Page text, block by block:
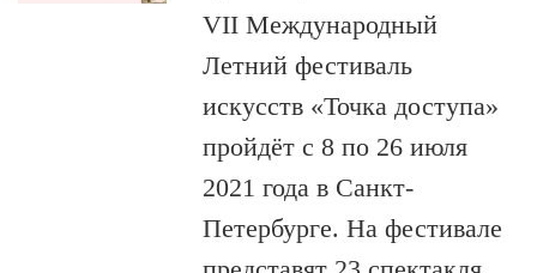
VII Международный
Летний фестиваль
искусств «Точка доступа»
пройдёт с 8 по 26 июля
2021 года в Санкт-
Петербурге. На фестивале